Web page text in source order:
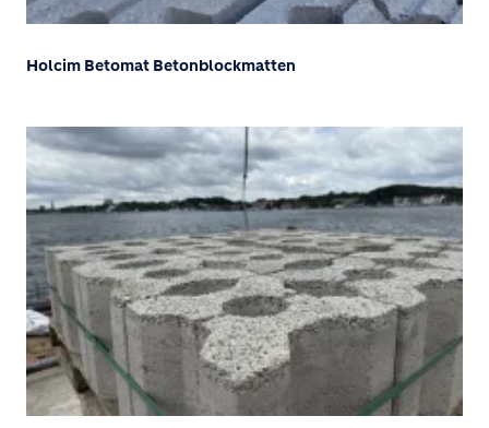
Holcim Betomat Betonblockmatten